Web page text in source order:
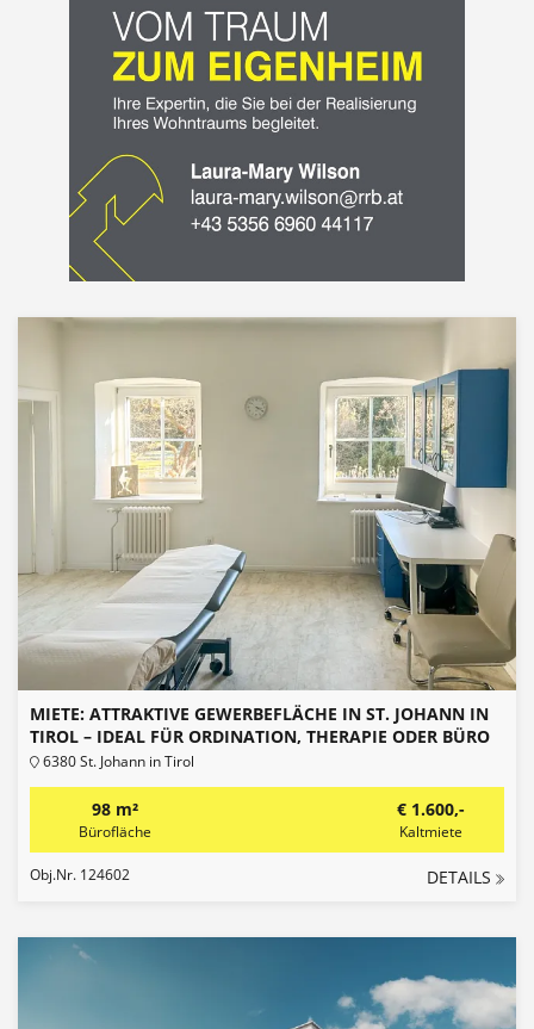
MIETE: ATTRAKTIVE GEWERBEFLÄCHE IN ST. JOHANN IN
TIROL – IDEAL FÜR ORDINATION, THERAPIE ODER BÜRO
6380 St. Johann in Tirol
98 m²
Bürofläche
€ 1.600,-
Kaltmiete
Obj.Nr. 124602 DETAILS